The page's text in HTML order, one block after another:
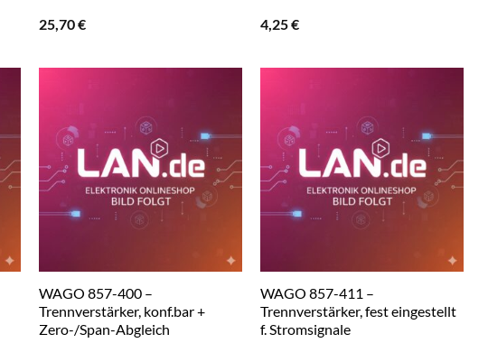
25,70€
4,25€
WAGO 857-400 –
Trennverstärker, konf.bar +
Zero-/Span-Abgleich
WAGO 857-411 –
Trennverstärker, fest eingestellt
f. Stromsignale